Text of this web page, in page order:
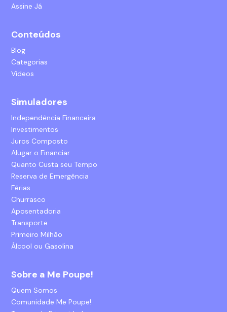
Assine Já
Conteúdos
Blog
Categorias
Vídeos
Simuladores
Independência Financeira
Investimentos
Juros Composto
Alugar o Financiar
Quanto Custa seu Tempo
Reserva de Emergência
Férias
Churrasco
Aposentadoria
Transporte
Primeiro Milhão
Álcool ou Gasolina
Sobre a Me Poupe!
Quem Somos
Comunidade Me Poupe!